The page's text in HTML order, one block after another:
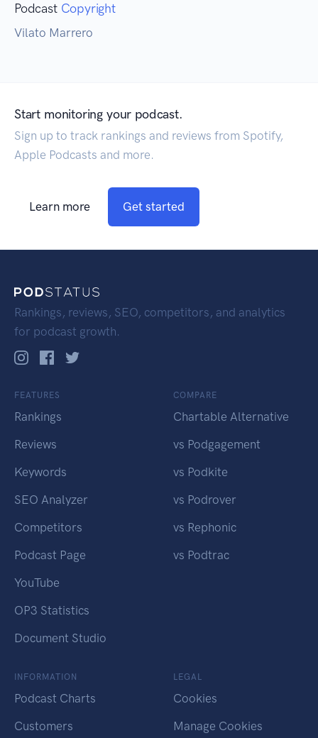
Podcast Copyright
Vilato Marrero
Start monitoring your podcast.
Sign up to track rankings and reviews from Spotify,
Apple Podcasts and more.
Learn more Get started
Rankings, reviews, SEO, competitors, and analytics
for podcast growth.
FEATURES
Rankings
Reviews
Keywords
SEO Analyzer
Competitors
Podcast Page
YouTube
OP3 Statistics
Document Studio
COMPARE
Chartable Alternative
vs Podgagement
vs Podkite
vs Podrover
vs Rephonic
vs Podtrac
INFORMATION
Podcast Charts
Customers
LEGAL
Cookies
Manage Cookies